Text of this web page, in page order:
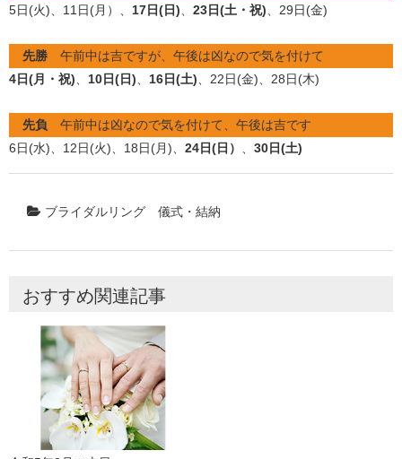
5日(火) 、11日(月）、 17日(日) 23日(土・祝) 、29日(金)
先勝 午前中は吉ですが、午後は凶なので気を付けて
4日(月・祝)
10日(日) 16日(土) 、22日(金)、28日(木)
先負 午前中は凶なので気を付けて、午後は吉です
6日(水)、12日(火)、18日(月)、 24日(日） 30日(土)
ブライダルリング 儀式・結納
おすすめ関連記事